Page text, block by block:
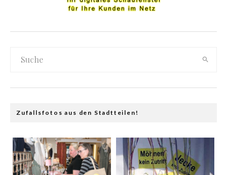
Zufallsfotos aus den Stadtteilen!